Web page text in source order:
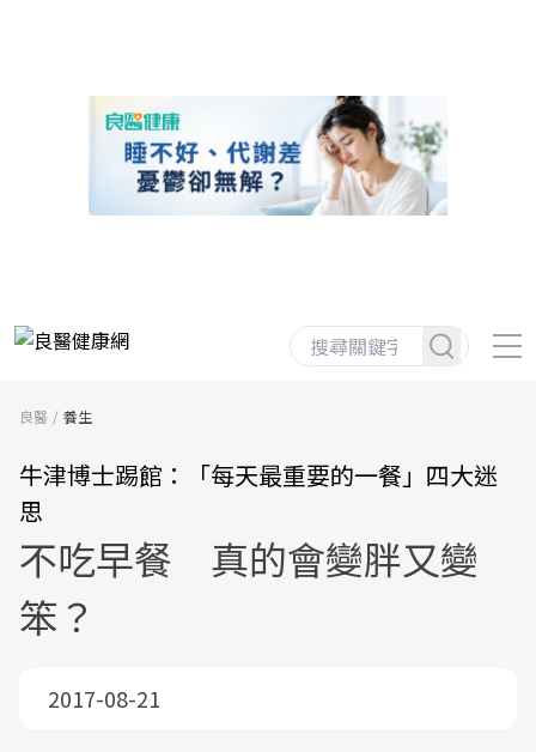
良醫 養生
牛津博士踢館：「每天最重要的一餐」四大迷
思
不吃早餐 真的會變胖又變
笨？
2017-08-21